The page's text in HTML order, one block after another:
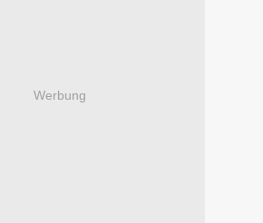
Werbung